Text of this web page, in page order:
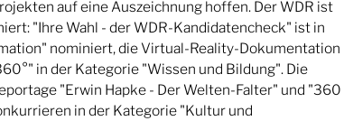
auf eine Auszeichnung hoffen. Der WDR ist
"Ihre Wahl - der WDR-Kandidatencheck" ist in
nominiert, die Virtual-Reality-Dokumentation
in der Kategorie "Wissen und Bildung". Die
"Erwin Hapke - Der Welten-Falter" und "360
in der Kategorie "Kultur und